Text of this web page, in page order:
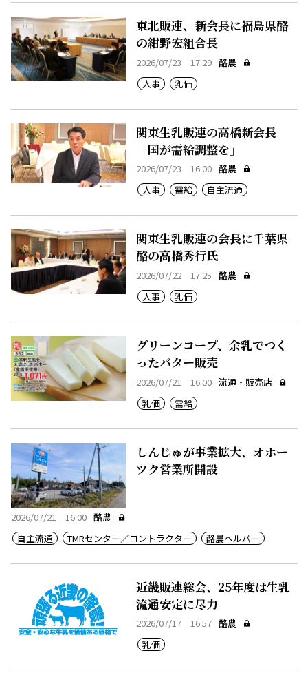
東北販連、新会長に福島県酪
の紺野宏組合長
2026/07/23 17:29 酪農
人事
乳価
関東生乳販連の高橋新会長
「国が需給調整を」
2026/07/23 16:00 酪農
人事
需給 自主流通
関東生乳販連の会長に千葉県
酪の高橋秀行氏
2026/07/22 17:25 酪農
人事
乳価
グリーンコープ、余乳でつく
ったバター販売
2026/07/21 16:00 流通・販売店
乳価
需給
しんじゅが事業拡大、オホー
ツク営業所開設
2026/07/21 16:00 酪農
自主流通
TMRセンター／コントラクター 酪農ヘルパー
近畿販連総会、25年度は生乳
流通安定に尽力
2026/07/17 16:57 酪農
乳価